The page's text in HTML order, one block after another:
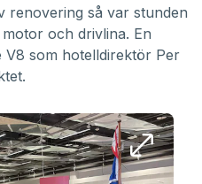
renovering så var stunden
och drivlina. En
som hotelldirektör Per